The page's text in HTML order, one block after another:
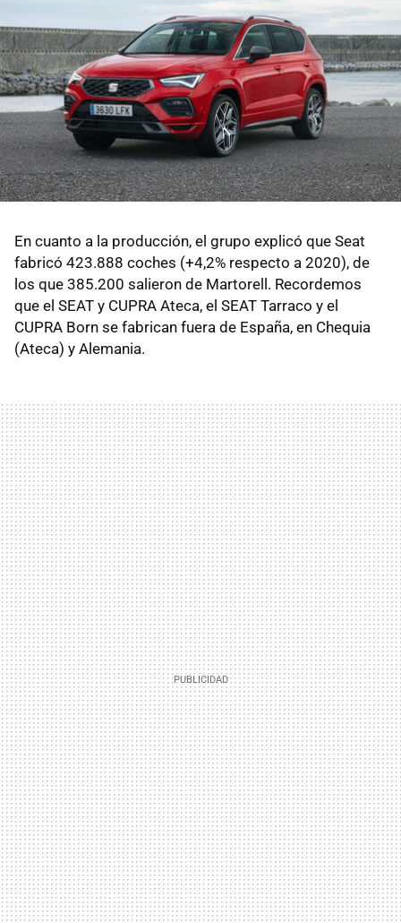
En cuanto a la producción, el grupo explicó que Seat
fabricó 423.888 coches (+4,2% respecto a 2020), de
los que 385.200 salieron de Martorell. Recordemos
que el SEAT y CUPRA Ateca, el SEAT Tarraco y el
CUPRA Born se fabrican fuera de España, en Chequia
(Ateca) y Alemania.